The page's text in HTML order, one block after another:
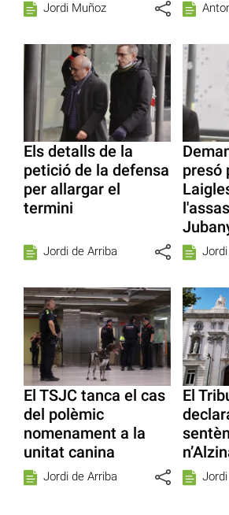
Jordi Muñoz
Els detalls de la
petició de la defensa
per allargar el
termini
Jordi de Arriba
presó
El TSJC tanca el cas
del polèmic
nomenament a la
unitat canina
Jordi de Arriba
El